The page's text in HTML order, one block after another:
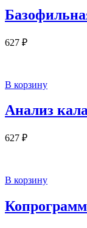
627 ₽
В корзину
Анализ
627 ₽
В корзину